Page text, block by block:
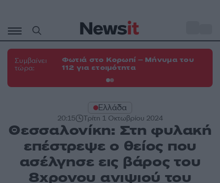
περιεχόμενο
Συμβαίνει
τώρα:
Φωτιά στο Κορωπί – Μήνυμα του
112 για ετοιμότητα
Ελλάδα
20:15 Τρίτη 1 Οκτωβρίου 2024
Θεσσαλονίκη: Στη φυλακή
επέστρεψε ο θείος που
ασέλγησε εις βάρος του
8χρονου ανιψιού του